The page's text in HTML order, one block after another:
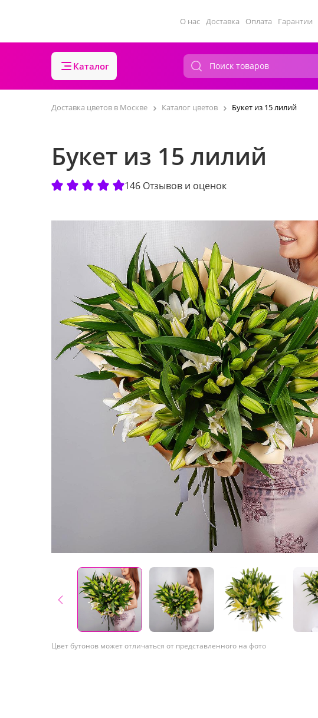
О нас Доставка Оплата Гарантии
Каталог
Доставка цветов в Москве Каталог цветов Букет из 15 лилий
Букет из 15 лилий
146 Отзывов и оценок
Цвет бутонов может отличаться от представленного на фото